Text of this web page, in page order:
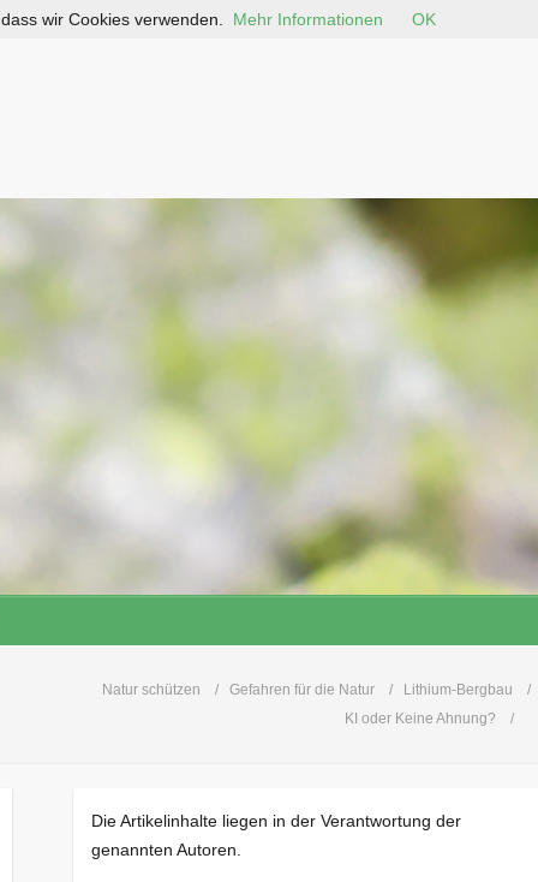
Natur schützen Gefahren für die Natur
Lithium-Bergbau
KI oder Keine Ahnung?
Die Artikelinhalte liegen in der Verantwortung der
genannten Autoren.
wir Cookies verwenden. Mehr Informationen OK